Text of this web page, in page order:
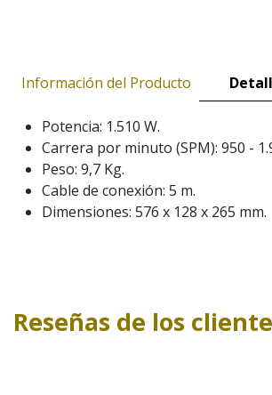
Información del Producto
Potencia: 1.510 W.
Carrera por minuto (SPM): 950 -
Peso: 9,7 Kg.
Cable de conexión: 5 m.
Dimensiones: 576 x 128 x 265 mm.
Reseñas de los